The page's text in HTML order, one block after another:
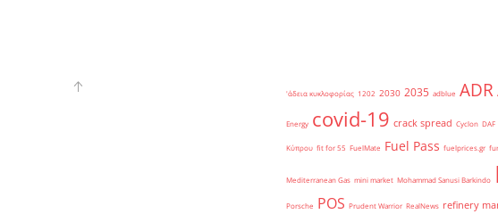
'άδεια κυκλοφορίας 1202 2030 2035 adblue ADR
Energy covid-19 crack spread Cyclon DAF
Κύπρου fit for 55 FuelMate Fuel Pass fuelprices.gr
Mediterranean Gas mini market Mohammad Sanusi Barkindo
Porsche POS Prudent Warrior RealNews refinery